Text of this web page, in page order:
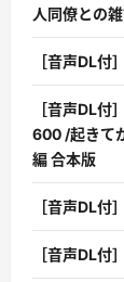
人同僚との
［音声DL付
［音声DL付
600 /起きて
編 合本版
［音声DL
［音声DL付